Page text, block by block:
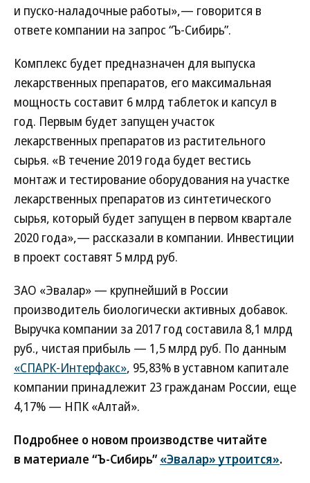
и пуско-наладочные работы»,— говорится в
ответе компании на запрос “Ъ-Сибирь”.
Комплекс будет предназначен для выпуска
лекарственных препаратов, его максимальная
мощность составит 6 млрд таблеток и капсул в
год. Первым будет запущен участок
лекарственных препаратов из растительного
сырья. «В течение 2019 года будет вестись
монтаж и тестирование оборудования на участке
лекарственных препаратов из синтетического
сырья, который будет запущен в первом квартале
2020 года»,— рассказали в компании. Инвестиции
в проект составят 5 млрд руб.
ЗАО «Эвалар» — крупнейший в России
производитель биологически активных добавок.
Выручка компании за 2017 год составила 8,1 млрд
руб., чистая прибыль — 1,5 млрд руб. По данным
«СПАРК-Интерфакс», 95,83% в уставном капитале
компании принадлежит 23 гражданам России, еще
4,17% — НПК «Алтай».
Подробнее о новом производстве читайте
в материале “Ъ-Сибирь” «Эвалар» утроится».